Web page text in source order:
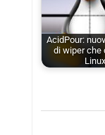
AcidPour:
di wiper che
Linux